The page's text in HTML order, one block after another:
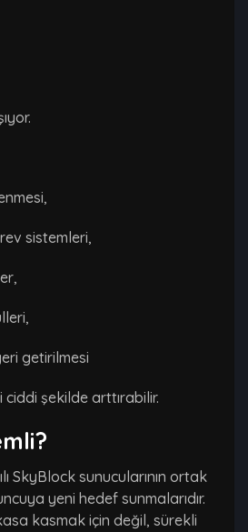
sistemleri,
getirilmesi
şekilde arttırabilir.
SkyBlock sunucularının ortak
yeni hedef sunmalarıdır.
kasmak için değil, sürekli